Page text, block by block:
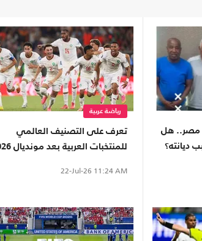
مصر.. هل
ديانته؟
رياضة عربية
تعرف على التصنيف العالمي
للمنتخبات
22-Jul-26 11:24 AM